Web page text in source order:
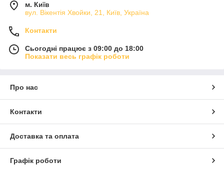
м. Київ
вул. Вікентія Хвойки, 21, Київ, Україна
Контакти
Сьогодні працює з 09:00 до 18:00
Показати весь графік роботи
Про нас
Контакти
Доставка та оплата
Графік роботи